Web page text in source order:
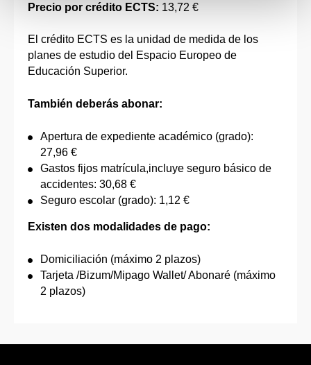
Precio por crédito ECTS: 13,72 €
El crédito ECTS es la unidad de medida de los
planes de estudio del Espacio Europeo de
Educación Superior.
También deberás abonar:
Apertura de expediente académico (grado):
27,96 €
Gastos fijos matrícula,incluye seguro básico de
accidentes: 30,68 €
Seguro escolar (grado): 1,12 €
Existen dos modalidades de pago:
Domiciliación (máximo 2 plazos)
Tarjeta /Bizum/Mipago Wallet/ Abonaré (máximo
2 plazos)